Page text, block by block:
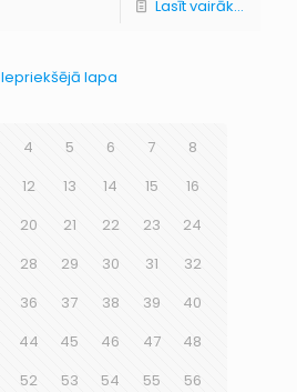
Lasīt vairāk...
Iepriekšējā lapa
4 5 6 7
8
12 13 14 15
16
20 21 22 23
24
28 29 30 31
32
36 37 38 39
40
44 45 46 47
48
52 53 54 55
56